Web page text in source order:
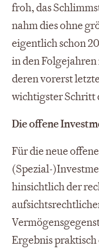
froh, das
nahm dies ohne
eigentlich schon
in den
deren vorerst
wichtigster Schritt
Die offene
Für die neue offene
(Spezial-
hinsichtlich der
Ergebnis